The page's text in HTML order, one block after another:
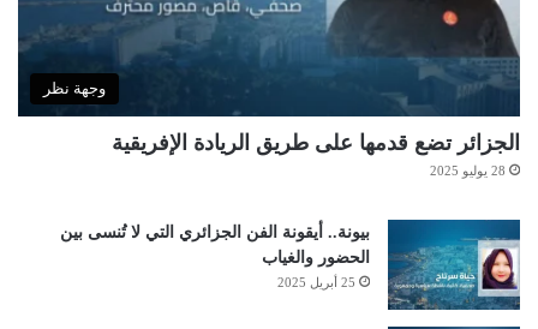
وجهة نظر
الجزائر تضع قدمها على طريق الريادة الإفريقية
28 يوليو 2025
بيونة.. أيقونة الفن الجزائري التي لا تُنسى بين
الحضور والغياب
25 أبريل 2025